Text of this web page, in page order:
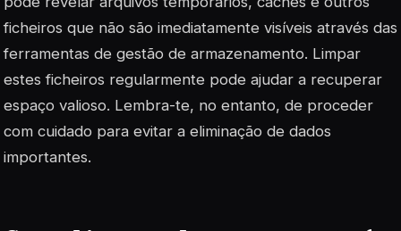
ficheiros que não são imediatamente visíveis através das
ferramentas de gestão de armazenamento. Limpar
estes ficheiros regularmente pode ajudar a recuperar
espaço valioso. Lembra-te, no entanto, de proceder
com cuidado para evitar a eliminação de dados
importantes.